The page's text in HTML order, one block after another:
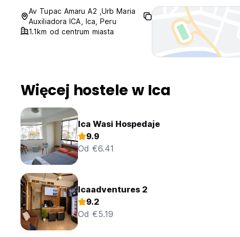
Av Tupac Amaru A2 ,Urb Maria
Auxiliadora ICA, Ica, Peru
1.1km od centrum miasta
Więcej hostele w Ica
Ica Wasi Hospedaje
9.9
Od €6.41
Icaadventures 2
9.2
Od €5.19